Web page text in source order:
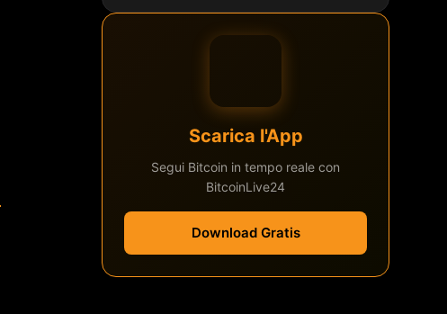
Scarica l'App
Segui Bitcoin in tempo reale con
BitcoinLive24
Download Gratis